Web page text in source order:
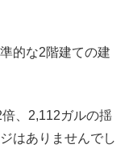
的な2階建ての建
、2,112ガルの揺
はありませんでし